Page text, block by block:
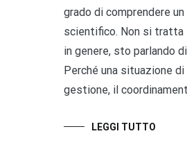
grado di comprendere
scientifico. Non si
in genere, sto parlando
Perché una situazione
gestione, il
LEGGI TUTTO